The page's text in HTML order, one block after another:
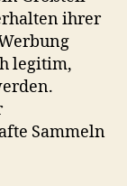
ihrer
legitim,
Sammeln